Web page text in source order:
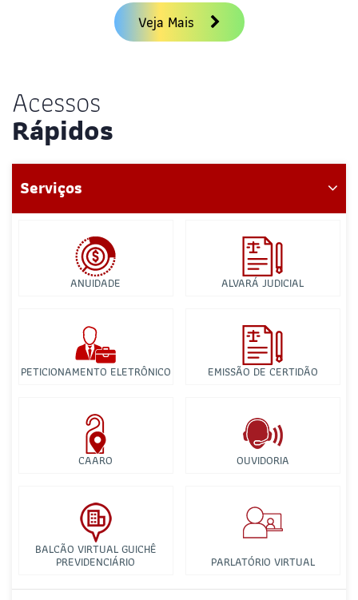
Veja Mais
Acessos
Rápidos
Serviços
ANUIDADE ALVARÁ JUDICIAL
PETICIONAMENTO ELETRÔNICO EMISSÃO DE CERTIDÃO
CAARO OUVIDORIA
BALCÃO VIRTUAL GUICHÊ
PREVIDENCIÁRIO PARLATÓRIO VIRTUAL